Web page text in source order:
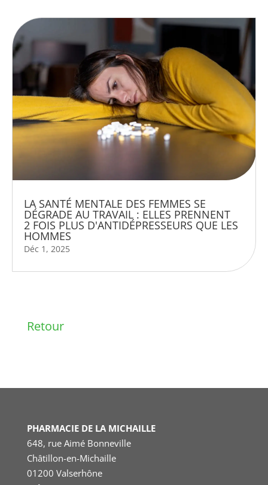
LA SANTÉ MENTALE DES FEMMES SE
DÉGRADE AU TRAVAIL : ELLES PRENNENT
2 FOIS PLUS D'ANTIDÉPRESSEURS QUE LES
HOMMES
Déc 1, 2025
Retour
PHARMACIE DE LA MICHAILLE
648, rue Aimé Bonneville
Châtillon-en-Michaille
01200 Valserhône